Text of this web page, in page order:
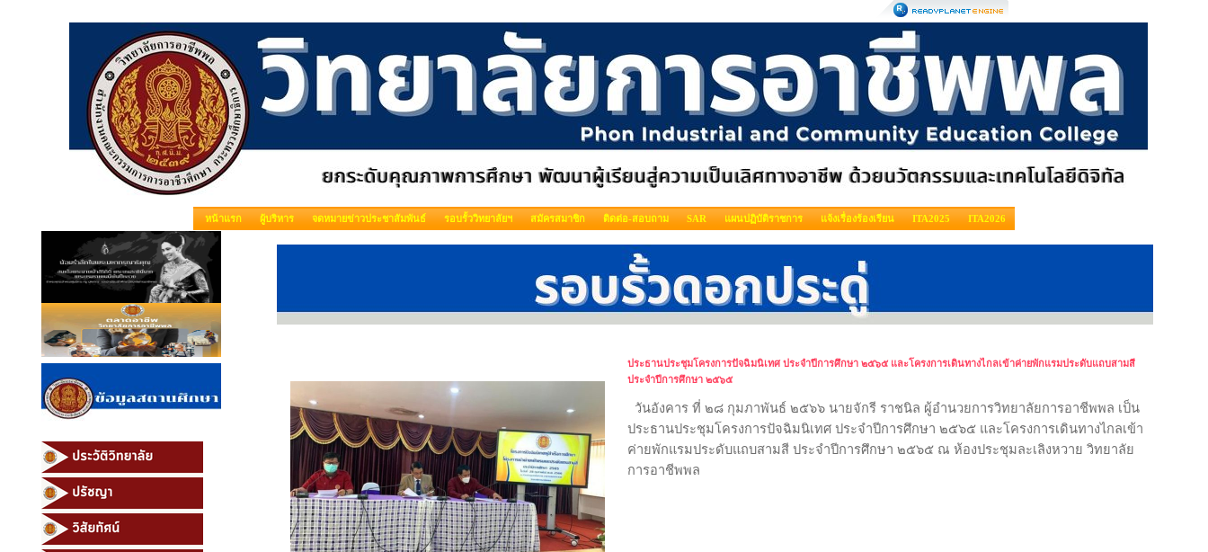
หน้าแรก ผู้บริหาร จดหมายข่าวประชาสัมพันธ์ รอบรั้ววิทยาลัยฯ สมัครสมาชิก ติดต่อ-สอบถาม SAR แผนปฏิบัติราชการ แจ้งเรื่องร้องเรียน ITA2025 ITA2026
ประธานประชุมโครงการปัจฉิมนิเทศ ประจำปีการศึกษา ๒๕๖๕ และโครงการเดินทางไกลเข้าค่ายพักแรมประดับแถบสามสี
ประจำปีการศึกษา ๒๕๖๕
วันอังคาร ที่ ๒๘ กุมภาพันธ์ ๒๕๖๖ นายจักรี ราชนิล ผู้อำนวยการวิทยาลัยการอาชีพพล เป็น
ประธานประชุมโครงการปัจฉิมนิเทศ ประจำปีการศึกษา ๒๕๖๕ และโครงการเดินทางไกลเข้า
ค่ายพักแรมประดับแถบสามสี ประจำปีการศึกษา ๒๕๖๕ ณ ห้องประชุมละเลิงหวาย วิทยาลัย
การอาชีพพล